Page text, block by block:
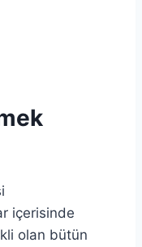
içerisinde
olan bütün